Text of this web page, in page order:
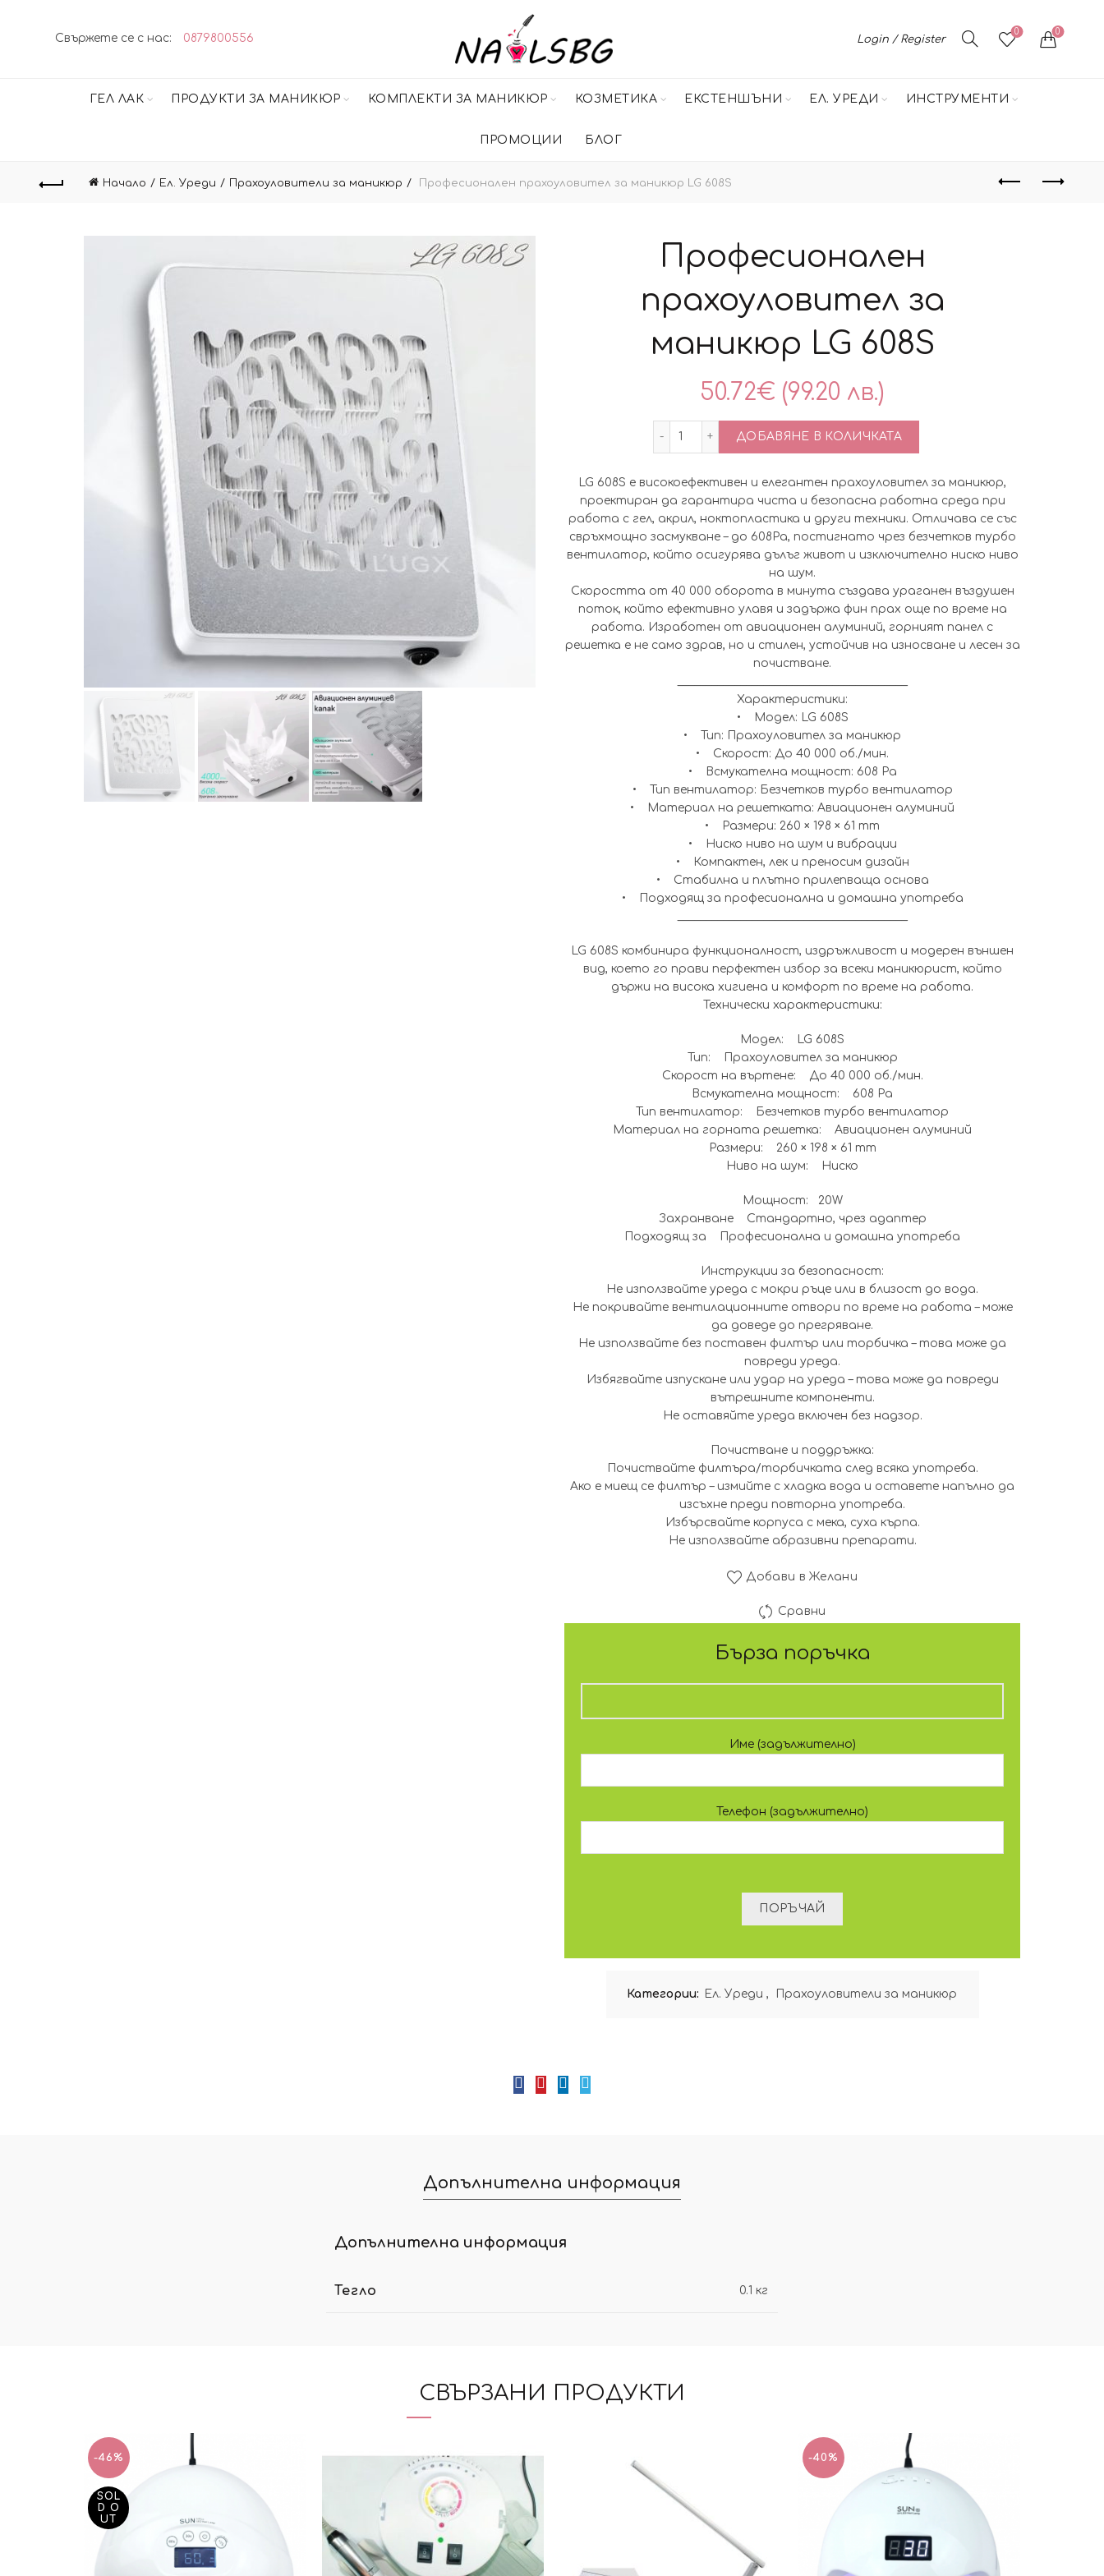
Свържете се с нас: 0879800556 Login / Register
0 0
ГЕЛ ЛАК ПРОДУКТИ ЗА МАНИКЮР КОМПЛЕКТИ ЗА МАНИКЮР КОЗМЕТИКА ЕКСТЕНШЪНИ ЕЛ. УРЕДИ ИНСТРУМЕНТИ
ПРОМОЦИИ БЛОГ
Начало Ел. Уреди Прахоуловители за маникюр Професионален прахоуловител за маникюр LG 608S
Професионален
прахоуловител за
маникюр LG 608S
50.72€ (99.20 лв.)
количество за Професионален прахоуловител за маникюр LG 608S
ДОБАВЯНЕ В КОЛИЧКАТА
LG 608S е високоефективен и елегантен прахоуловител за маникюр,
проектиран да гарантира чиста и безопасна работна среда при
работа с гел, акрил, ноктопластика и други техники. Отличава се със
свръхмощно засмукване – до 608Pa, постигнато чрез безчетков турбо
вентилатор, който осигурява дълъг живот и изключително ниско ниво
на шум.
Скоростта от 40 000 оборота в минута създава ураганен въздушен
поток, който ефективно улавя и задържа фин прах още по време на
работа. Изработен от авиационен алуминий, горният панел с
решетка е не само здрав, но и стилен, устойчив на износване и лесен за
почистване.
Характеристики:
• Модел: LG 608S
• Тип: Прахоуловител за маникюр
• Скорост: До 40 000 об./мин.
• Всмукателна мощност: 608 Pa
• Тип вентилатор: Безчетков турбо вентилатор
• Материал на решетката: Авиационен алуминий
• Размери: 260 × 198 × 61 mm
• Ниско ниво на шум и вибрации
• Компактен, лек и преносим дизайн
• Стабилна и плътно прилепваща основа
• Подходящ за професионална и домашна употреба
LG 608S комбинира функционалност, издръжливост и модерен външен
вид, което го прави перфектен избор за всеки маникюрист, който
държи на висока хигиена и комфорт по време на работа.
Технически характеристики:
Модел: LG 608S
Тип: Прахоуловител за маникюр
Скорост на въртене: До 40 000 об./мин.
Всмукателна мощност: 608 Pa
Тип вентилатор: Безчетков турбо вентилатор
Материал на горната решетка: Авиационен алуминий
Размери: 260 × 198 × 61 mm
Ниво на шум: Ниско
Мощност: 20W
Захранване Стандартно, чрез адаптер
Подходящ за Професионална и домашна употреба
Инструкции за безопасност:
Не използвайте уреда с мокри ръце или в близост до вода.
Не покривайте вентилационните отвори по време на работа – може
да доведе до прегряване.
Не използвайте без поставен филтър или торбичка – това може да
повреди уреда.
Избягвайте изпускане или удар на уреда – това може да повреди
вътрешните компоненти.
Не оставяйте уреда включен без надзор.
Почистване и поддръжка:
Почиствайте филтъра/торбичката след всяка употреба.
Ако е миещ се филтър – измийте с хладка вода и оставете напълно да
изсъхне преди повторна употреба.
Избърсвайте корпуса с мека, суха кърпа.
Не използвайте абразивни препарати.
Добави в Желани
Сравни
Бърза поръчка
Име (задължително)
Телефон (задължително)
Категории: Ел. Уреди , Прахоуловители за маникюр
Допълнителна информация
Допълнителна информация
Тегло 0.1 кг
СВЪРЗАНИ ПРОДУКТИ
-46%
SOL
D O
UT
-40%